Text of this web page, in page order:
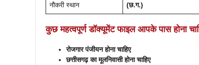
नौकरी स्थान (छ.ग.)
कुछ महत्वपूर्ण डॉक्यूमेंट फाइल आपके पास होना
रोजगार पंजीयन होना चाहिए
छत्तीसगढ़ का मूलनिवासी होना चाहिए